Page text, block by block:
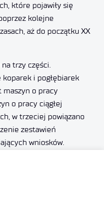
które pojawiły się
kolejne
aż do początku XX
na trzy części.
i pogłębiarek
maszyn o pracy
o pracy ciągłej
w trzeciej powiązano
zestawień
wniosków.